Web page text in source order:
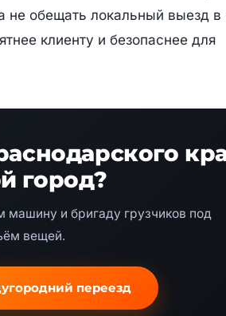
обещать локальный выезд
клиенту и безопаснее для
город?
и бригаду грузчиков под
вещей.
переезд